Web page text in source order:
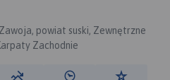
powiat suski, Zewnętrzne
Zachodnie